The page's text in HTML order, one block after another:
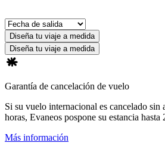
Diseña tu viaje a medida
Diseña tu viaje a medida
Garantía de cancelación de vuelo
Si su vuelo internacional es cancelado sin
horas, Evaneos pospone su estancia hasta
Más información